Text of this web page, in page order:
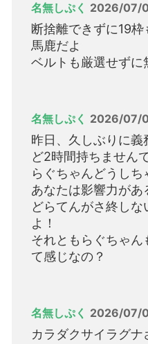
名無しぷく 2026/07/
断捨離できずに19
馬鹿だよ
ベルトも厳選せずに
名無しぷく 2026/07/
昨日、久しぶりに
ど2時間持ちません
らぐちゃんどうしち
あなたは影響力が
どらてんがさ終し
よ！
それともらぐちゃ
て感じなの？
名無しぷく 2026/07/
カラダクサイラグ